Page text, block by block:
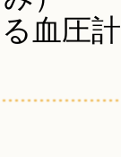
血圧計